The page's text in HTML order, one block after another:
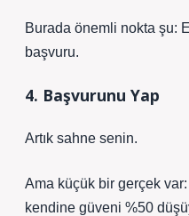
Burada önemli nokta şu:
başvuru.
4. Başvurunu Yap
Artık sahne senin.
Ama küçük bir gerçek
kendine güveni %50